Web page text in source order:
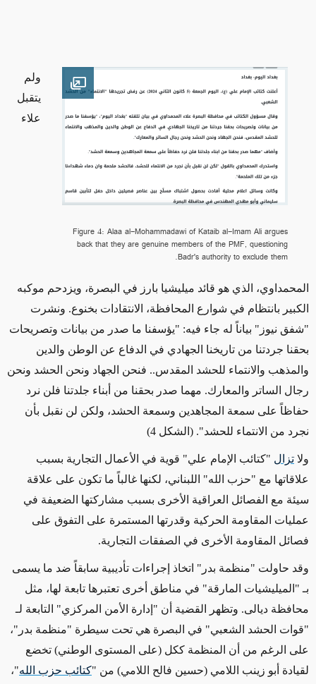
Open image
Figure 4: Alaa al-Mohammadawi of Kataib al-Imam Ali argues
back that they are genuine members of the PMF, questioning
Badr's authority to exclude them.
ولم
يتقبل
علاء
المحمداوي، الذي هو قائد ميليشيا بارز في البصرة، ويزدحم موكبه
الكبير بانتظام في شوارع المحافظة، الانتقادات بخنوع. ونشرت
"شفق نيوز" بياناً له جاء فيه: "يؤسفنا ما صدر من بيانات وتصريحات
بحقنا جردتنا من تاريخنا الجهادي في الدفاع عن الوطن والدين
والمذهب والانتماء للحشد المقدس.. فنحن الجهاد ونحن الحشد ونحن
رجال الساتر والمعارك. مهما صدر بحقنا من أبناء جلدتنا فلن نرد
حفاظاً على سمعة المجاهدين وسمعة الحشد، ولكن لن نقبل بأن
نجرد من الانتماء للحشد". (الشكل 4)
ولا تزال "كتائب الإمام علي" قوية في الأعمال التجارية بسبب
علاقاتها مع "حزب الله" اللبناني، لكنها غالباً ما تكون على علاقة
سيئة مع الفصائل العراقية الأخرى بسبب مشاركتها الضعيفة في
عمليات المقاومة الحركية وقدرتها المستمرة على التفوق على
فصائل المقاومة الأخرى في الصفقات التجارية.
وقد حاولت "منظمة بدر" اتخاذ إجراءات تأديبية سابقاً ضد ما يسمى
بـ "الميليشيات المارقة" في مناطق أخرى تعتبرها تابعة لها، مثل
محافظة ديالى. وتظهر القضية أن "إدارة الأمن المركزي" التابعة لـ
"قوات الحشد الشعبي" في البصرة هي تحت سيطرة "منظمة بدر"،
على الرغم من أن المنظمة ككل (على المستوى الوطني) تخضع
لقيادة أبو زينب اللامي (حسين فالح اللامي) من "كتائب حزب الله"،